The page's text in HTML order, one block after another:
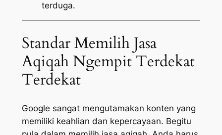
terduga.
Standar Memilih Jasa
Aqiqah Ngempit Terdekat
Terdekat
Google sangat mengutamakan konten yang
memiliki keahlian dan kepercayaan. Begitu